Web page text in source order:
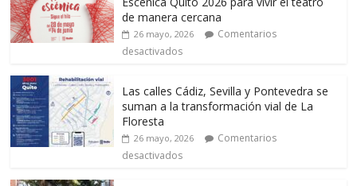
de manera cercana
26 mayo, 2026
Comentarios
desactivados
Las calles Cádiz, Sevilla y Pontevedra se
suman a la transformación vial de La
Floresta
26 mayo, 2026
Comentarios
desactivados